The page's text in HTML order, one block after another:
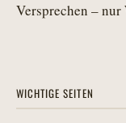
Versprechen –
WICHTIGE SEITEN